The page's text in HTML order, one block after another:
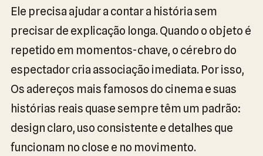
Ele precisa ajudar a contar a história sem
precisar de explicação longa. Quando o objeto é
repetido em momentos-chave, o cérebro do
espectador cria associação imediata. Por isso,
Os adereços mais famosos do cinema e suas
histórias reais quase sempre têm um padrão:
design claro, uso consistente e detalhes que
funcionam no close e no movimento.